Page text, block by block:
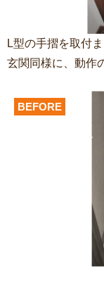
L型の手摺を取付
玄関同様に、動作
BEFORE